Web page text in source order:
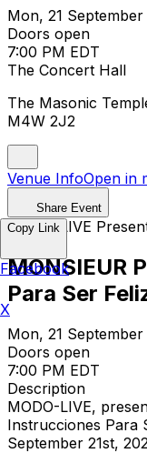
Mon, 21 September
Doors open
7:00 PM EDT
The Concert Hall
The Masonic
M4W 2J2
Venue InfoOpen in
Share Event
MODO-LIVE
MONSIEUR
Para Ser
Mon, 21 September
Doors open
7:00 PM EDT
Description
MODO-LIVE,
Instrucciones Para
September 21st,
Copy Link
Facebook
X